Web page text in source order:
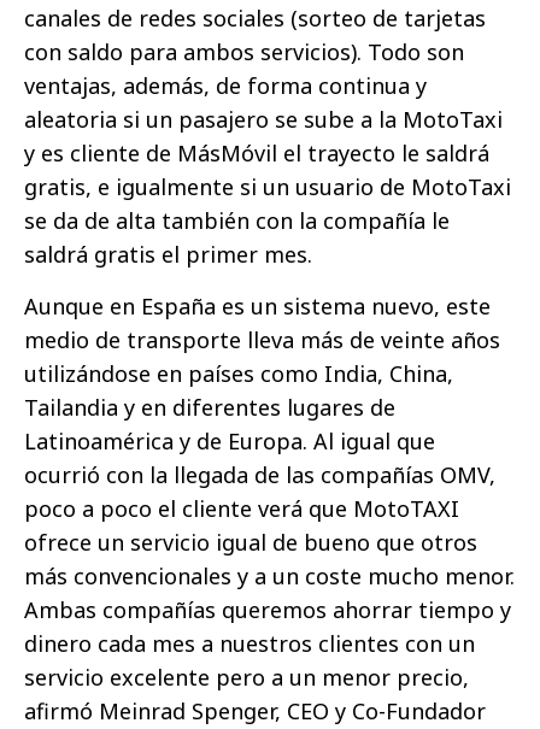
canales de redes sociales (sorteo de tarjetas
con saldo para ambos servicios). Todo son
ventajas, además, de forma continua y
aleatoria si un pasajero se sube a la MotoTaxi
y es cliente de MásMóvil el trayecto le saldrá
gratis, e igualmente si un usuario de MotoTaxi
se da de alta también con la compañía le
saldrá gratis el primer mes.
Aunque en España es un sistema nuevo, este
medio de transporte lleva más de veinte años
utilizándose en países como India, China,
Tailandia y en diferentes lugares de
Latinoamérica y de Europa. Al igual que
ocurrió con la llegada de las compañías OMV,
poco a poco el cliente verá que MotoTAXI
ofrece un servicio igual de bueno que otros
más convencionales y a un coste mucho menor.
Ambas compañías queremos ahorrar tiempo y
dinero cada mes a nuestros clientes con un
servicio excelente pero a un menor precio,
afirmó Meinrad Spenger, CEO y Co-Fundador